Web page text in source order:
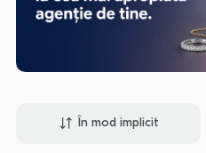
În mod implicit